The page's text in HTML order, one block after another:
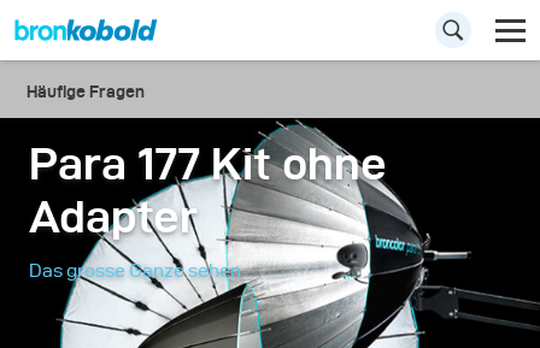
Häufige Fragen
Para 177 Kit ohne
Adapter
Das grosse Ganze sehen